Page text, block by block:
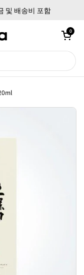
및 배송비 포함
카트 열기
0